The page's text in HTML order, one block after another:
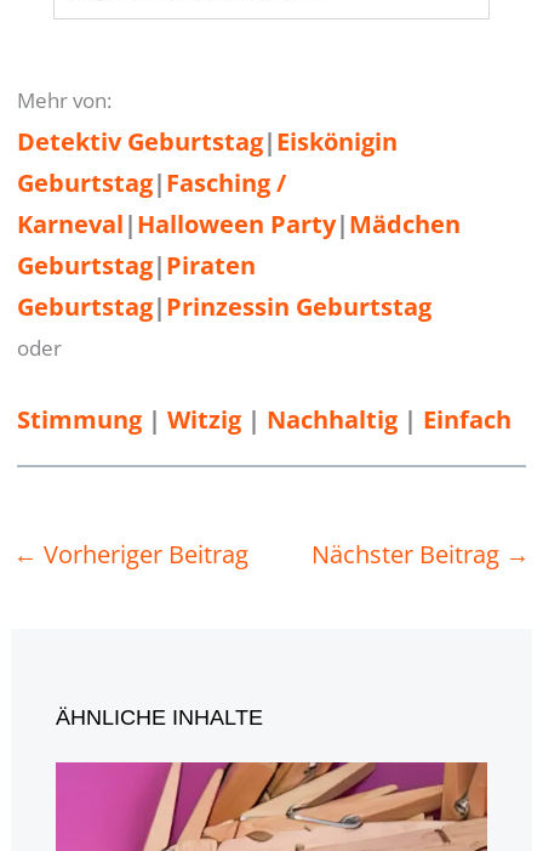
Mehr von:
Detektiv Geburtstag|Eiskönigin
Geburtstag|Fasching /
Karneval|Halloween Party|Mädchen
Geburtstag|Piraten
Geburtstag|Prinzessin Geburtstag
oder
Stimmung | Witzig | Nachhaltig | Einfach
← Vorheriger Beitrag Nächster Beitrag →
ÄHNLICHE INHALTE